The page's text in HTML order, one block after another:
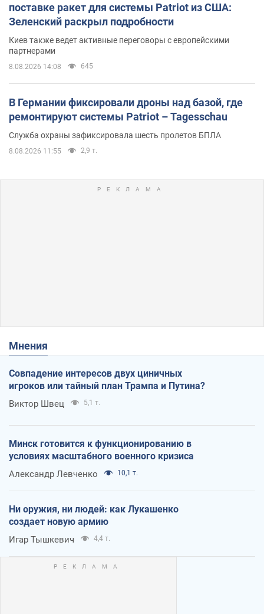
поставке ракет для системы Patriot из США:
Зеленский раскрыл подробности
Киев также ведет активные переговоры с европейскими
партнерами
8.08.2026 14:08 645
В Германии фиксировали дроны над базой, где
ремонтируют системы Patriot – Tagesschau
Служба охраны зафиксировала шесть пролетов БПЛА
8.08.2026 11:55 2,9 т.
Мнения
Совпадение интересов двух циничных
игроков или тайный план Трампа и Путина?
Виктор Швец 5,1 т.
Минск готовится к функционированию в
условиях масштабного военного кризиса
Александр Левченко 10,1 т.
Ни оружия, ни людей: как Лукашенко
создает новую армию
Игар Тышкевич 4,4 т.